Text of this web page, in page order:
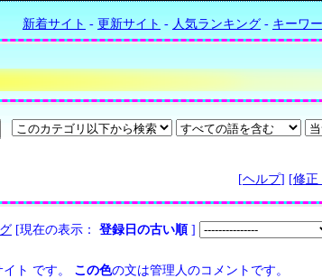
新着サイト - 更新サイト - 人気ランキング - キーワ
[ヘルプ] [修正
[現在の表示： 登録日の古い順 ]
ト です。 この色の文は管理人のコメントです。